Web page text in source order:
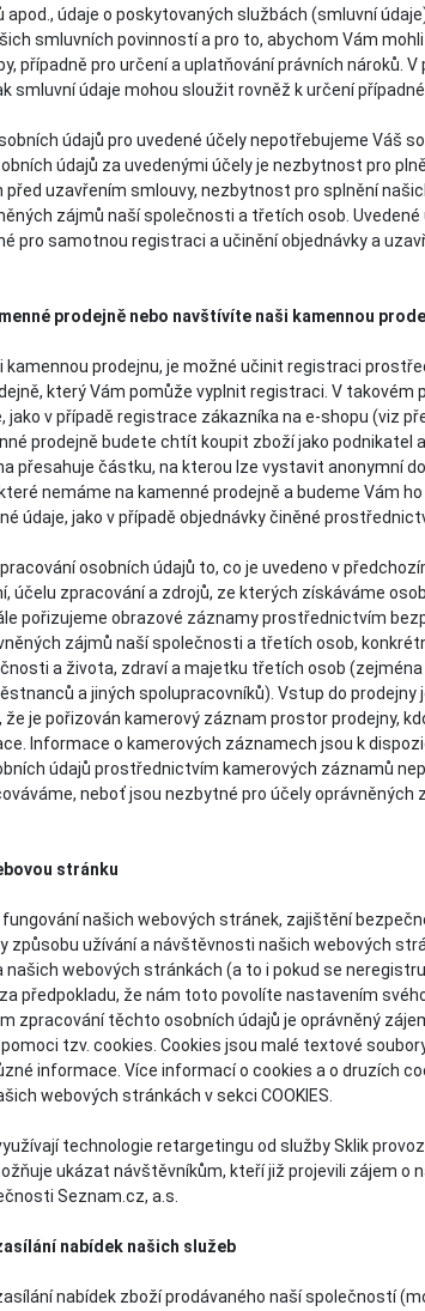
apod., údaje o poskytovaných službách (smluvní
smluvních povinností a pro to, abychom Vám
případně pro určení a uplatňování právních nároků. V
smluvní údaje mohou sloužit rovněž k určení
údajů pro uvedené účely nepotřebujeme Váš
údajů za uvedenými účely je nezbytnost pro
uzavřením smlouvy, nezbytnost pro splnění
zájmů naší společnosti a třetích osob. Uvedené
pro samotnou registraci a učinění objednávky a
prodejně nebo navštívíte naši kamennou
kamennou prodejnu, je možné učinit registraci
který Vám pomůže vyplnit registraci. V takovém
v případě registrace zákazníka na e-shopu (viz
prodejně budete chtít koupit zboží jako podnikatel
přesahuje částku, na kterou lze vystavit anonymní
nemáme na kamenné prodejně a budeme Vám
údaje, jako v případě objednávky činěné
osobních údajů to, co je uvedeno v
účelu zpracování a zdrojů, ze kterých získáváme
pořizujeme obrazové záznamy prostřednictvím
zájmů naší společnosti a třetích osob,
a života, zdraví a majetku třetích osob
a jiných spolupracovníků). Vstup do prodejny
je pořizován kamerový záznam prostor prodejny,
Informace o kamerových záznamech jsou k
údajů prostřednictvím kamerových záznamů
neboť jsou nezbytné pro účely oprávněných
stránku
našich webových stránek, zajištění
způsobu užívání a návštěvnosti našich webových
webových stránkách (a to i pokud se
předpokladu, že nám toto povolíte nastavením
zpracování těchto osobních údajů je oprávněný
tzv. cookies. Cookies jsou malé textové
informace. Více informací o cookies a o druzích
webových stránkách v sekci COOKIES.
technologie retargetingu od služby Sklik
ukázat návštěvníkům, kteří již projevili zájem o
Seznam.cz, a.s.
nabídek našich služeb
nabídek zboží prodávaného naší společností